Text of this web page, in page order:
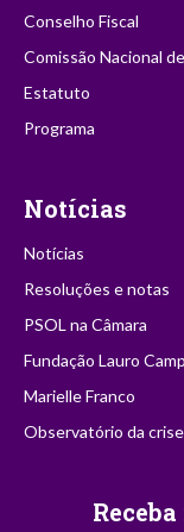
Conselho Fiscal
Comissão Nacional
Estatuto
Programa
Notícias
Notícias
Resoluções e notas
PSOL na Câmara
Fundação Lauro
Marielle Franco
Observatório da crise